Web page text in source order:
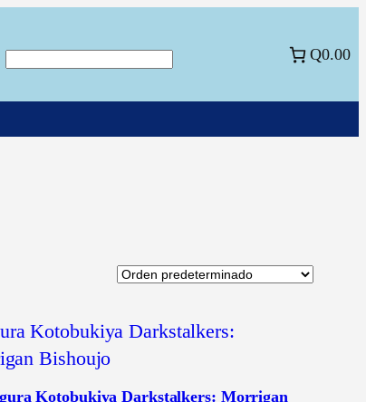
Q0.00
Kotobukiya Darkstalkers: Morrigan